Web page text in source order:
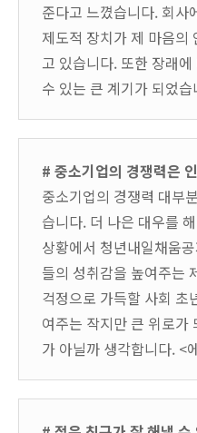
준다고 느꼈습니다. 회사
제도적 장치가 제 마음의
고 있습니다. 또한 장래
수 있는 큰 계기가 되었
# 중소기업의 경쟁력은
중소기업의 경쟁력 대부
습니다. 더 나은 대우를
상황에서 청년내일채움
들의 성취감을 높여주는
걱정으로 가득할 사회 초
여주는 작지만 큰 위로가
가 아닐까 생각합니다. <